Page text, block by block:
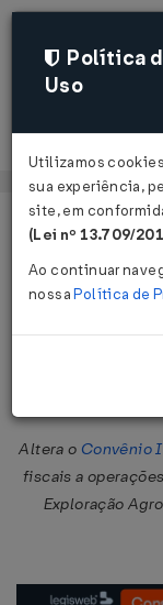
Página Inicial
Altera o Convênio
fiscais a
Exploração
Política
Uso
Utilizamos
sua experiência,
site, em
(Lei nº 13.709/
Ao continuar
nossaPolítica de